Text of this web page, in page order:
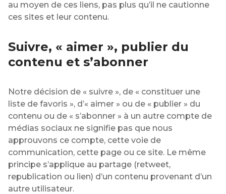
au moyen de ces liens, pas plus qu’il ne cautionne
ces sites et leur contenu.
Suivre, « aimer », publier du
contenu et s’abonner
Notre décision de « suivre », de « constituer une
liste de favoris », d’« aimer » ou de « publier » du
contenu ou de « s’abonner » à un autre compte de
médias sociaux ne signifie pas que nous
approuvons ce compte, cette voie de
communication, cette page ou ce site. Le même
principe s’applique au partage (retweet,
republication ou lien) d’un contenu provenant d’un
autre utilisateur.